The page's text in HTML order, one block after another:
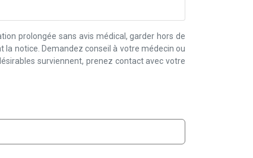
prolongée sans avis médical, garder hors de
notice. Demandez conseil à votre médecin ou
surviennent, prenez contact avec votre